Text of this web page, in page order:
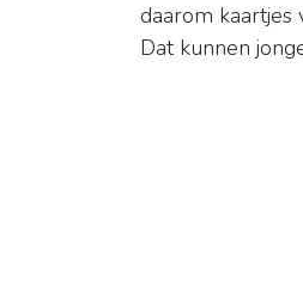
daarom
Dat kunnen